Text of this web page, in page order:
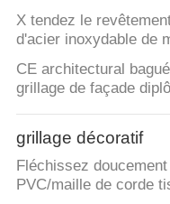
X tendez le
d'acier inoxydable de
CE architectural
grillage de façade
grillage décoratif
Fléchissez
PVC/maille de corde